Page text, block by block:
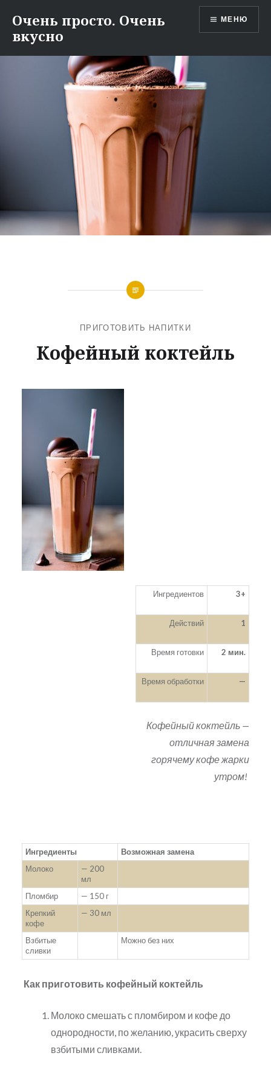
содержимому
Очень просто. Очень
вкусно
МЕНЮ
ПРИГОТОВИТЬ НАПИТКИ
Кофейный коктейль
Ингредиентов 3+
Действий 1
Время готовки 2 мин.
Время обработки —
Кофейный коктейль —
отличная замена
горячему кофе жарки
утром!
Ингредиенты
Возможная замена
Молоко
— 200
мл
Пломбир
— 150 г
Крепкий
кофе
— 30 мл
Взбитые
сливки
Можно без них
Как приготовить кофейный коктейль
Молоко смешать с пломбиром и кофе до
однородности, по желанию, украсить сверху
взбитыми сливками.